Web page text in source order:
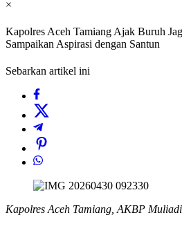
×
Kapolres Aceh Tamiang Ajak Buruh
Sampaikan Aspirasi dengan Santun
Sebarkan artikel ini
Kapolres Aceh Tamiang, AKBP